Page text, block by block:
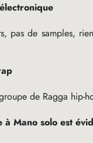
pas de samples, rien
de Ragga
Mano solo est